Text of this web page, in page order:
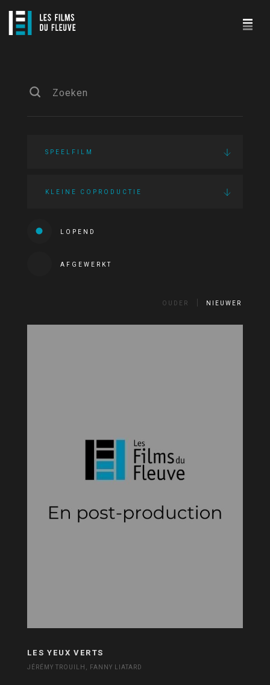
SPEELFILM
KLEINE COPRODUCTIE
LOPEND
AFGEWERKT
OUDER NIEUWER
LES YEUX VERTS
JÉRÉMY TROUILH, FANNY LIATARD